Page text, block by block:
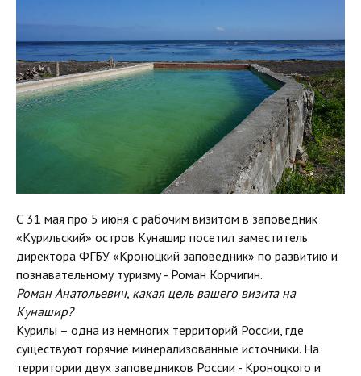
С 31 мая про 5 июня с рабочим визитом в заповедник
«Курильский» остров Кунашир посетил заместитель
директора ФГБУ «Кроноцкий заповедник» по развитию и
познавательному туризму - Роман Корчигин.
Роман Анатольевич, какая цель вашего визита на
Кунашир?
Курилы – одна из немногих территорий России, где
существуют горячие минерализованные источники. На
территории двух заповедников России - Кроноцкого и